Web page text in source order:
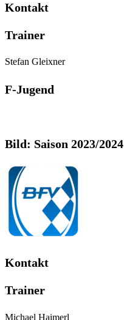
Kontakt
Trainer
Stefan Gleixner
F-Jugend
Bild: Saison 2023/2024
Kontakt
Trainer
Michael Haimerl